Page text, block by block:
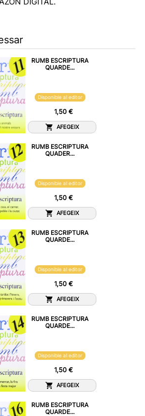
RUMB ESCRIPTURA
QUARDE...
Disponible al editor
1,50 €
AFEGEIX
RUMB ESCRIPTURA
QUADER...
Disponible al editor
1,50 €
AFEGEIX
RUMB ESCRIPTURA
QUARDE...
Disponible al editor
1,50 €
AFEGEIX
RUMB ESCRIPTURA
QUARDE...
Disponible al editor
1,50 €
AFEGEIX
RUMB ESCRIPTURA
QUARDE...